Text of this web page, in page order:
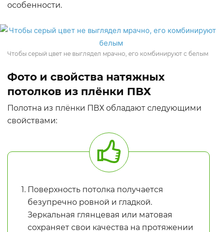
особенности.
Чтобы серый цвет не выглядел мрачно, его комбинируют с белым
Фото и свойства натяжных
потолков из плёнки ПВХ
Полотна из плёнки ПВХ обладают следующими
свойствами:
Поверхность потолка получается
безупречно ровной и гладкой.
Зеркальная глянцевая или матовая
сохраняет свои качества на протяжении